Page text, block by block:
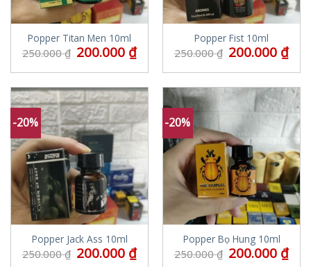
Popper Titan Men 10ml
250.000₫ 200.000 ₫
Popper Fist 10ml
250.000₫ 200.000 ₫
-20%
Popper Jack Ass 10ml
250.000₫ 200.000 ₫
-20%
Popper Bọ Hung 10ml
250.000₫ 200.000 ₫